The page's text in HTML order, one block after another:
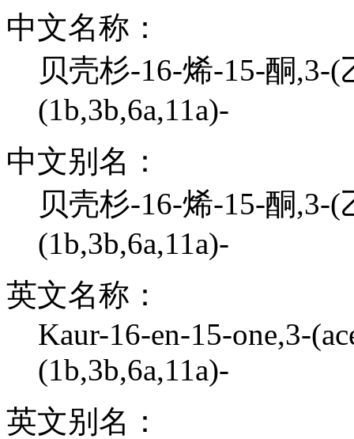
中文名称：
贝壳杉-16-烯-15-酮,3-
(1b,3b,6a,11a)-
中文别名：
贝壳杉-16-烯-15-酮,3-
(1b,3b,6a,11a)-
英文名称：
Kaur-16-en-15-one,3-
(1b,3b,6a,11a)-
英文别名：